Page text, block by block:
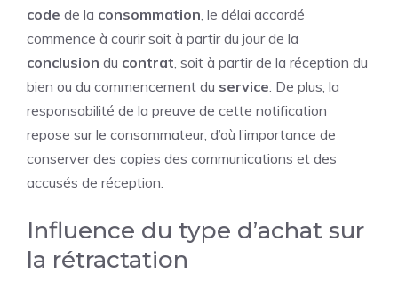
code de la consommation , le délai accordé
commence à courir soit à partir du jour de la
conclusion du contrat , soit à partir de la réception du
bien ou du commencement du service . De plus, la
responsabilité de la preuve de cette notification
repose sur le consommateur, d’où l’importance de
conserver des copies des communications et des
accusés de réception.
Influence du type d’achat sur
la rétractation